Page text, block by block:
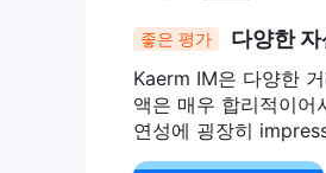
는 투자에 더 큰 위험을
철저히 조사하고 고려하
시장 상품
ABX TRADE다양한 금융
좋은 평가 다양한
Kaerm IM은 다양한
액은 매우 합리적이어
연성에 굉장히